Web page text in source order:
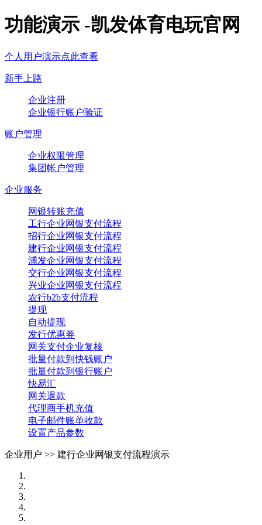
功能演示 -凯发体育电玩官网
个人用户演示点此查看
新手上路
企业注册
企业银行账户验证
账户管理
企业权限管理
集团帐户管理
企业服务
网银转账充值
工行企业网银支付流程
招行企业网银支付流程
建行企业网银支付流程
浦发企业网银支付流程
交行企业网银支付流程
兴业企业网银支付流程
农行b2b支付流程
提现
自动提现
发行优惠券
网关支付企业复核
批量付款到快钱账户
批量付款到银行账户
快易汇
网关退款
代理商手机充值
电子邮件账单收款
设置产品参数
企业用户 >> 建行企业网银支付流程演示